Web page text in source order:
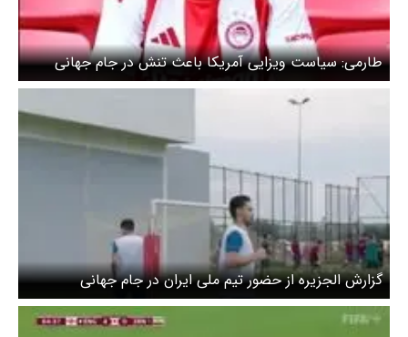
طارمی: سیاست‌ ویزایی آمریکا باعث تنش در جام جهانی
است
گزارش الجزیره از حضور تیم ملی ایران در جام جهانی